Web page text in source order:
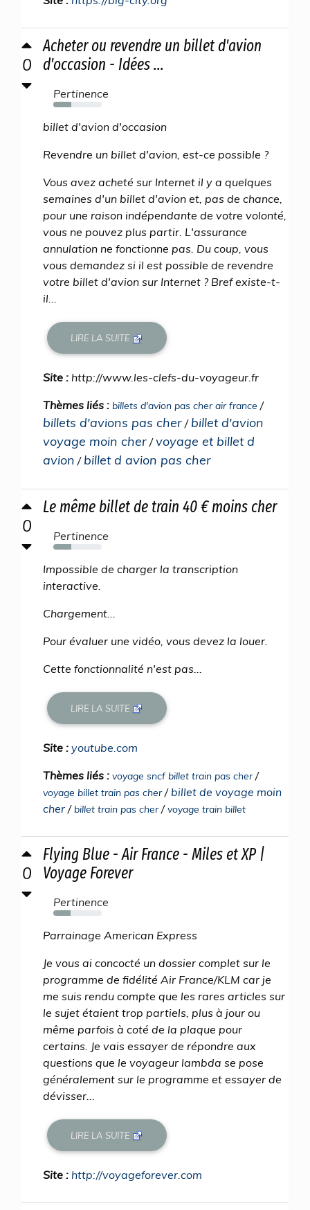
0
Acheter ou revendre un billet d'avion
d'occasion - Idées ...
Pertinence
37%
billet d'avion d'occasion
Revendre un billet d'avion, est-ce possible ?
Vous avez acheté sur Internet il y a quelques
semaines d'un billet d'avion et, pas de chance,
pour une raison indépendante de votre volonté,
vous ne pouvez plus partir. L'assurance
annulation ne fonctionne pas. Du coup, vous
vous demandez si il est possible de revendre
votre billet d'avion sur Internet ? Bref existe-t-
il...
LIRE LA SUITE
Site : http://www.les-clefs-du-voyageur.fr
Thèmes liés : billets d'avion pas cher air france /
billets d'avions pas cher / billet d'avion
voyage moin cher /voyage et billet d
avion / billet d avion pas cher
0
Le même billet de train 40 € moins cher
Pertinence
37%
Impossible de charger la transcription
interactive.
Chargement...
Pour évaluer une vidéo, vous devez la louer.
Cette fonctionnalité n'est pas...
LIRE LA SUITE
Site : youtube.com
Thèmes liés : voyage sncf billet train pas cher/
voyage billet train pas cher/ billet de voyage moin
cher /billet train pas cher/voyage train billet
0
Flying Blue - Air France - Miles et XP |
Voyage Forever
Pertinence
36%
Parrainage American Express
Je vous ai concocté un dossier complet sur le
programme de fidélité Air France/KLM car je
me suis rendu compte que les rares articles sur
le sujet étaient trop partiels, plus à jour ou
même parfois à coté de la plaque pour
certains. Je vais essayer de répondre aux
questions que le voyageur lambda se pose
généralement sur le programme et essayer de
dévisser...
LIRE LA SUITE
Site : http://voyageforever.com